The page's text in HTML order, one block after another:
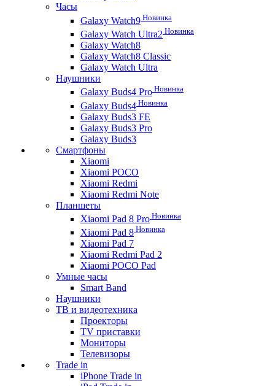
Часы
Galaxy Watch9 Новинка
Galaxy Watch Ultra2 Новинка
Galaxy Watch8
Galaxy Watch8 Classic
Galaxy Watch Ultra
Наушники
Galaxy Buds4 Pro Новинка
Galaxy Buds4 Новинка
Galaxy Buds3 FE
Galaxy Buds3 Pro
Galaxy Buds3
Смартфоны
Xiaomi
Xiaomi POCO
Xiaomi Redmi
Xiaomi Redmi Note
Планшеты
Xiaomi Pad 8 Pro Новинка
Xiaomi Pad 8 Новинка
Xiaomi Pad 7
Xiaomi Redmi Pad 2
Xiaomi POCO Pad
Умные часы
Smart Band
Наушники
ТВ и видеотехника
Проекторы
TV приставки
Мониторы
Телевизоры
Trade in
iPhone Trade in